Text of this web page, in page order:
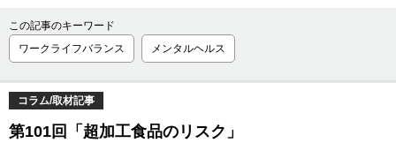
この記事のキーワード
ワークライフバランス
メンタルヘルス
コラム/取材記事
第101回「超加工食品のリスク」